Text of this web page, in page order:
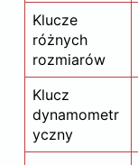
Klucze
różnych
rozmiarów
Klucz
dynamometr
yczny